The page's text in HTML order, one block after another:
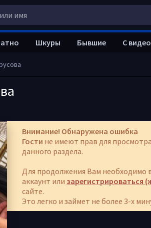
Внимание! Обнаружена ошибка
Гости не имеют прав для
данного раздела.
Для продолжения Вам необходимо
аккаунт или зарегистрироваться
сайте.
Это легко и займет не более 3-х
Шкуры Бывшие С видео